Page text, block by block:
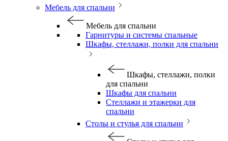
Мебель для спальни
Мебель для спальни
Гарнитуры и системы спальные
Шкафы, стеллажи, полки для спальни
Шкафы, стеллажи, полки
для спальни
Шкафы для спальни
Стеллажи и этажерки для
спальни
Столы и стулья для спальни